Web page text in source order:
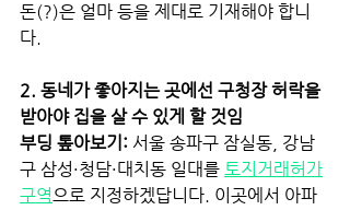
돈(?)은 얼마 등을 제대로 기재해야 합니
다.
2. 동네가 좋아지는 곳에선 구청장 허락을
받아야 집을 살 수 있게 할 것임
부딩 톺아보기: 서울 송파구 잠실동, 강남
구 삼성·청담·대치동 일대를 토지거래허가
구역으로 지정하겠답니다. 이곳에서 아파